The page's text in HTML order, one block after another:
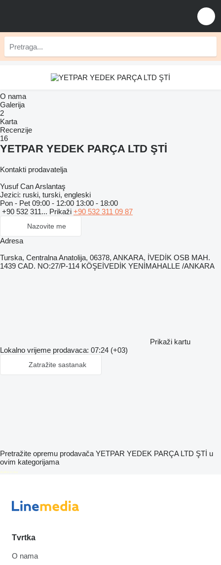
O nama
Galerija
2
Karta
Recenzije
16
YETPAR YEDEK PARÇA LTD ŞTİ
Kontakti prodavatelja
Yusuf Can Arslantaş
Jezici: ruski, turski, engleski
Pon - Pet 09:00 - 12:00 13:00 - 18:00
+90 532 311... Prikaži +90 532 311 09 87
Nazovite me
Adresa
Turska, Centralna Anatolija, 06378, ANKARA, İVEDİK OSB MAH.
1439 CAD. NO:27/P-114 KÖŞEİVEDİK YENİMAHALLE /ANKARA
Prikaži kartu
Lokalno vrijeme prodavaca: 07:24 (+03)
Zatražite sastanak
Pretražite opremu prodavača YETPAR YEDEK PARÇA LTD ŞTİ u
ovim kategorijama
disallow-in-dsa
Tvrtka
O nama